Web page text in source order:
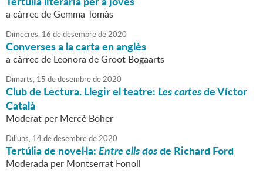
a càrrec de Gemma Tomàs
Dimecres, 16 dedesembrede2020
Converses a la carta en anglès
a càrrec de Leonora de Groot Bogaarts
Dimarts, 15 dedesembrede2020
Club de Lectura. Llegir el teatre:Les cartesde Víctor
Català
Moderat per Mercè Boher
Dilluns, 14dedesembrede2020
Tertúlia de novel·la:Entre ells dosde Richard Ford
Moderada per Montserrat Fonoll